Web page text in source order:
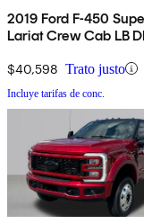
2019 Ford F-450
Lariat Crew Cab LB
$40,598 Trato justo
Incluye tarifas de conc.